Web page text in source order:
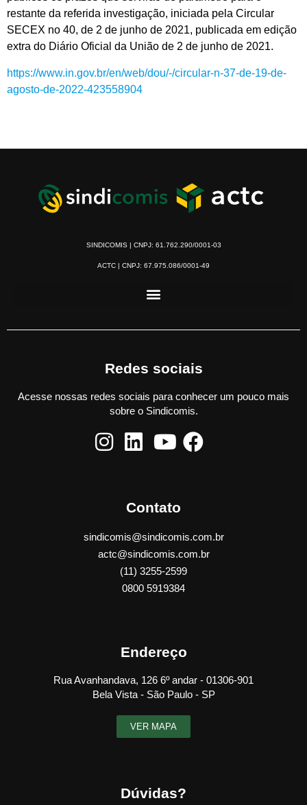
restante da referida investigação, iniciada pela Circular
SECEX no 40, de 2 de junho de 2021, publicada em edição
extra do Diário Oficial da União de 2 de junho de 2021.
https://www.in.gov.br/en/web/dou/-/circular-n-37-de-19-de-
agosto-de-2022-423558904
SINDICOMIS | CNPJ: 61.762.290/0001-03
ACTC | CNPJ: 67.975.086/0001-49
Redes sociais
Acesse nossas redes sociais para conhecer um pouco mais
sobre o Sindicomis.
Contato
sindicomis@sindicomis.com.br
actc@sindicomis.com.br
(11) 3255-2599
0800 5919384
Endereço
Rua Avanhandava, 126 6º andar - 01306-901
Bela Vista - São Paulo - SP
VER MAPA
Dúvidas?